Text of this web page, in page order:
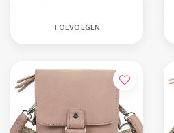
TOEVOEGEN